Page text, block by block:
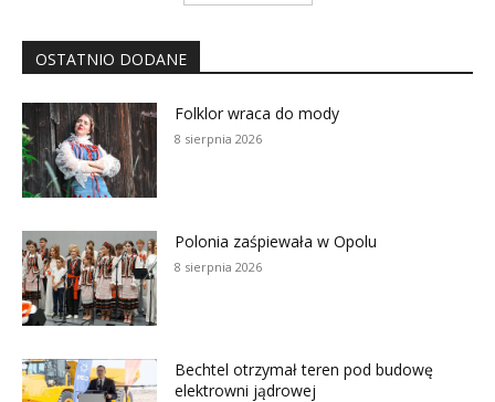
OSTATNIO DODANE
Folklor wraca do mody
8 sierpnia 2026
Polonia zaśpiewała w Opolu
8 sierpnia 2026
Bechtel otrzymał teren pod budowę
elektrowni jądrowej